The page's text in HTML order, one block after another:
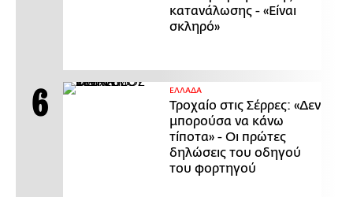
κατανάλωσης - «Είναι
σκληρό»
ΕΛΛΑΔΑ
Τροχαίο στις Σέρρες: «Δεν
μπορούσα να κάνω
τίποτα» - Οι πρώτες
δηλώσεις του οδηγού
του φορτηγού